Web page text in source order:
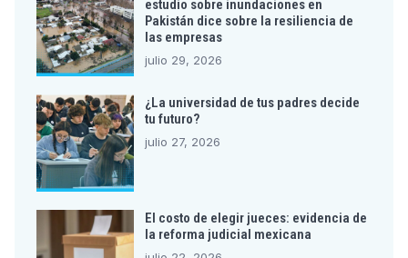
estudio sobre inundaciones en
Pakistán dice sobre la resiliencia de
las empresas
julio 29, 2026
¿La universidad de tus padres decide
tu futuro?
julio 27, 2026
El costo de elegir jueces: evidencia de
la reforma judicial mexicana